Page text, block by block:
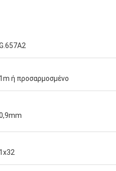
1m ή προσαρμοσμένο
1x32